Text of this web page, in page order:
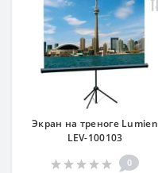
Экран на треноге Lumien
LEV-100103
0